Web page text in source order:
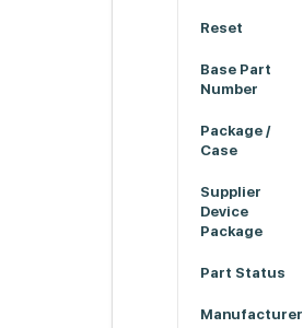
Reset
Base Part
Number
Package /
Case
Supplier
Device
Package
Part Status
Manufacturer